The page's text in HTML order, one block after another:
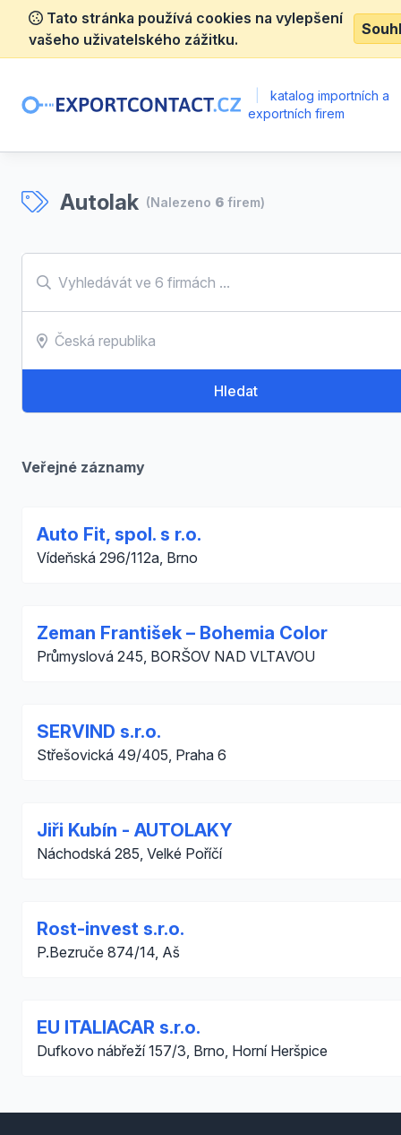
Tato stránka používá cookies na vylepšení
vašeho uživatelského zážitku.
katalog importních a
exportních firem
Autolak (Nalezeno 6 firem)
Hledat
Veřejné záznamy
Auto Fit, spol. s r.o.
Vídeňská 296/112a, Brno
Zeman František – Bohemia Color
Průmyslová 245, BORŠOV NAD VLTAVOU
SERVIND s.r.o.
Střešovická 49/405, Praha 6
Jiři Kubín - AUTOLAKY
Náchodská 285, Velké Poříčí
Rost-invest s.r.o.
P.Bezruče 874/14, Aš
EU ITALIACAR s.r.o.
Dufkovo nábřeží 157/3, Brno, Horní Heršpice